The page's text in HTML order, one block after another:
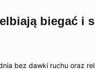
biegać i
bez dawki ruchu oraz